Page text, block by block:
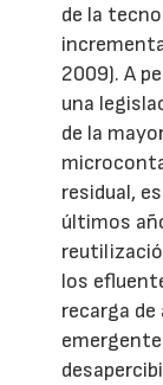
de la
2009). A
una
de la
residual,
últimos
los
recarga